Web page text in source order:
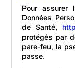
Pour assurer
Données
de Santé,
protégés par
pare-feu, la
passe.